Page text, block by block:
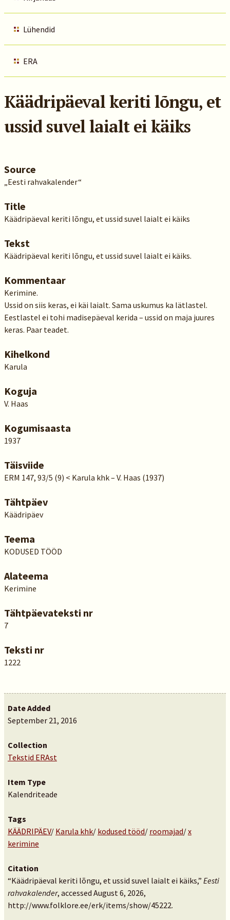
Lühendid
ERA
Käädripäeval keriti lõngu, et
ussid suvel laialt ei käiks
Source
„Eesti rahvakalender“
Title
Käädripäeval keriti lõngu, et ussid suvel laialt ei käiks
Tekst
Käädripäeval keriti lõngu, et ussid suvel laialt ei käiks.
Kommentaar
Kerimine.
Ussid on siis keras, ei käi laialt. Sama uskumus ka lätlastel.
Eestlastel ei tohi madisepäeval kerida – ussid on maja juures
keras. Paar teadet.
Kihelkond
Karula
Koguja
V. Haas
Kogumisaasta
1937
Täisviide
ERM 147, 93/5 (9) < Karula khk – V. Haas (1937)
Tähtpäev
Käädripäev
Teema
KODUSED TÖÖD
Alateema
Kerimine
Tähtpäevateksti nr
7
Teksti nr
1222
Date Added
September 21, 2016
Collection
Tekstid ERAst
Item Type
Kalendriteade
Tags
KÄÄDRIPÄEV/ Karula khk/ kodused tööd/ roomajad/x
kerimine
Citation
“Käädripäeval keriti lõngu, et ussid suvel laialt ei käiks,” Eesti
rahvakalender, accessed August 6, 2026,
http://www.folklore.ee/erk/items/show/45222.